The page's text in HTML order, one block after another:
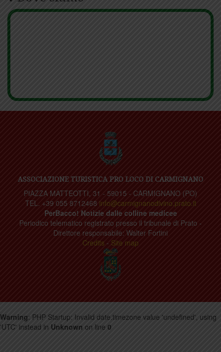
ASSOCIAZIONE TURISTICA PRO LOCO DI CARMIGNANO
PIAZZA MATTEOTTI, 31 - 59015 - CARMIGNANO (PO)
TEL. +39 055 8712468 info@carmignanodivino.prato.it
PerBacco! Notizie dalle colline medicee
Periodico telematico registrato presso il tribunale di Prato -
Direttore responsabile: Walter Fortini
Credits - Site map
Warning: PHP Startup: Invalid date.timezone value 'undefined', using
'UTC' instead in Unknown on line 0